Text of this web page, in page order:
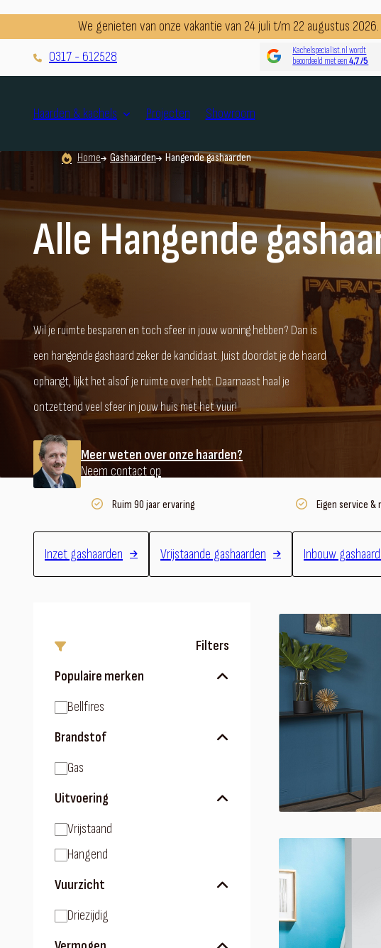
We genieten van onze vakantie van 24 juli t/m 22 augustus
0317 - 612528
Kachelspecialist.nl wordt
beoordeeld met een4,7 /5
Haarden & kachels Projecten Showroom
Home Gashaarden Hangende gashaarden
Alle Hangende
Wil je ruimte besparen en toch sfeer in jouw woning hebben? Dan is
een hangende gashaard zeker de kandidaat. Juist doordat je de haard
ophangt, lijkt het alsof je ruimte over hebt. Daarnaast haal je
ontzettend veel sfeer in jouw huis met het vuur!
Meer weten over onze haarden?
Neem contact op
Ruim 90 jaar ervaring Eigen service
Inzet gashaarden Vrijstaande gashaarden Inbouw
Filters
Populaire merken
Bellfires
Brandstof
Gas
Uitvoering
Vrijstaand
Hangend
Vuurzicht
Driezijdig